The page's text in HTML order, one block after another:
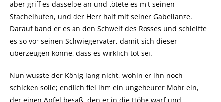
aber griff es dasselbe an und tötete es mit seinen
Stachelhufen, und der Herr half mit seiner Gabellanze.
Darauf band er es an den Schweif des Rosses und schleifte
es so vor seinen Schwiegervater, damit sich dieser
überzeugen könne, dass es wirklich tot sei.
Nun wusste der König lang nicht, wohin er ihn noch
schicken solle; endlich fiel ihm ein ungeheurer Mohr ein,
der einen Apfel besaß, den er in die Höhe warf und